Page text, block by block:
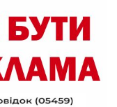
Пам’яті
Ємця (ВІДЕО)
чому в